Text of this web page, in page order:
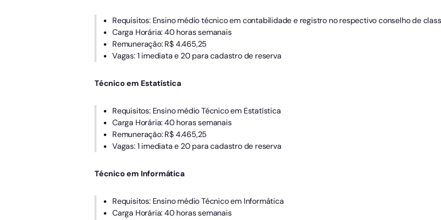
Requisitos: Ensino médio técnico em contabilidade e registro no respectivo conselho de
Carga Horária: 40 horas semanais
Remuneração: R$ 4.465,25
Vagas: 1 imediata e 20 para cadastro de reserva
Técnico em Estatística
Requisitos: Ensino médio Técnico em Estatística
Carga Horária: 40 horas semanais
Remuneração: R$ 4.465,25
Vagas: 1 imediata e 20 para cadastro de reserva
Técnico em Informática
Requisitos: Ensino médio Técnico em Informática
Carga Horária: 40 horas semanais